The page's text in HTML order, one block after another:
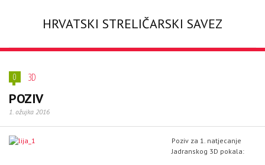
HRVATSKI STRELIČARSKI SAVEZ
0 3D
POZIV
1. ožujka 2016
Poziv za 1. natjecanje
Jadranskog 3D pokala: